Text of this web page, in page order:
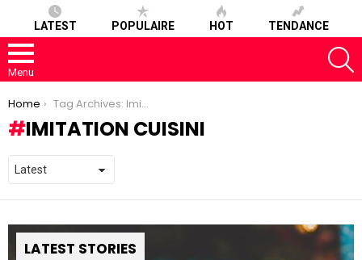
LATEST POPULAIRE HOT TENDANCE
Menu
You are here:
Home Tag Archives: Imitation Cuisini
IMITATION CUISINI
LATEST STORIES